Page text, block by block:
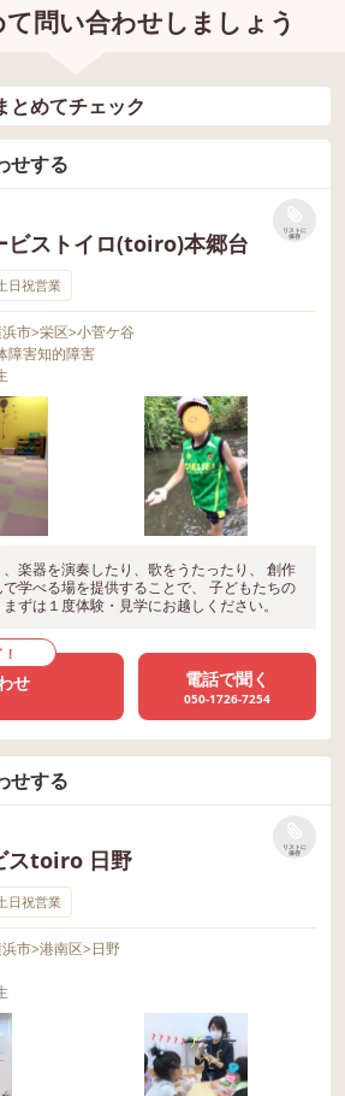
て問い合わせしましょう
とめてチェック
せする
ビストイロ(toiro)本郷台
リストに
保存
日祝営業
市>栄区>小菅ケ谷
障害知的障害
楽器を演奏したり、歌をうたったり、 創作
学べる場を提供することで、 子どもたちの
ずは１度体験・見学にお越しください。
せ 電話で聞く
050-1726-7254
せする
スtoiro 日野
リストに
保存
日祝営業
市>港南区>日野